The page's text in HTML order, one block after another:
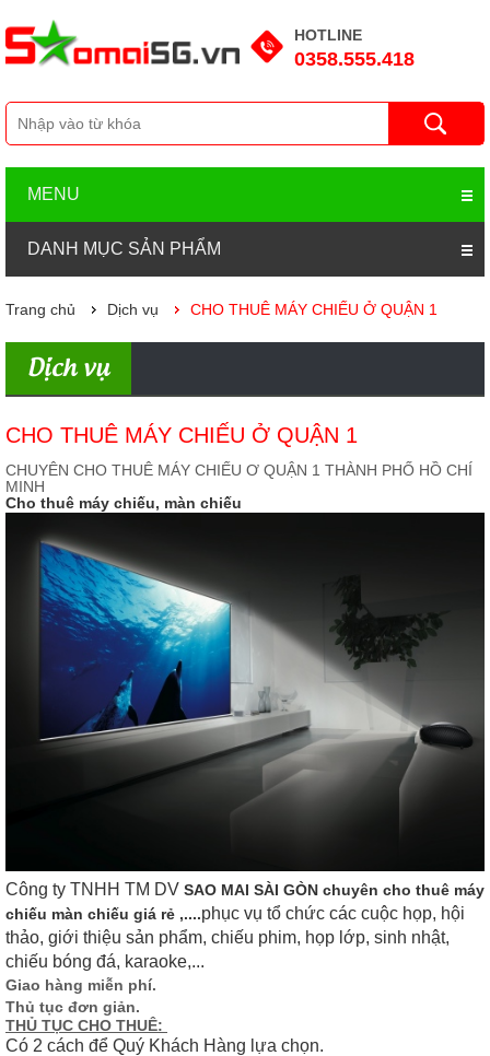
HOTLINE
0358.555.418
MENU
DANH MỤC SẢN PHẨM
Trang chủ Dịch vụ CHO THUÊ MÁY CHIẾU Ở QUẬN 1
Dịch vụ
CHO THUÊ MÁY CHIẾU Ở QUẬN 1
CHUYÊN CHO THUÊ MÁY CHIẾU Ơ QUẬN 1 THÀNH PHỐ HỒ CHÍ
MINH
Cho thuê máy chiếu, màn chiếu
Công ty TNHH TM DV SAO MAI SÀI GÒN chuyên cho thuê máy
chiếu màn chiếu giá rẻ ,....phục vụ tổ chức các cuộc họp, hội
thảo, giới thiệu sản phẩm, chiếu phim, họp lớp, sinh nhật,
chiếu bóng đá, karaoke,...
Giao hàng miễn phí.
Thủ tục đơn giản.
THỦ TỤC CHO THUÊ:
Có 2 cách để Quý Khách Hàng lựa chọn.